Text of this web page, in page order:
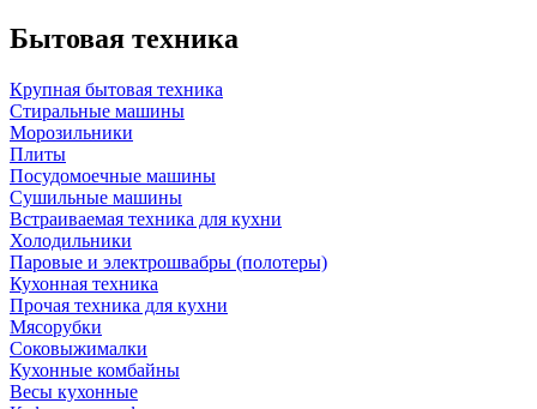
Бытовая техника
Крупная бытовая техника
Стиральные машины
Морозильники
Плиты
Посудомоечные машины
Сушильные машины
Встраиваемая техника для кухни
Холодильники
Паровые и электрошвабры (полотеры)
Кухонная техника
Прочая техника для кухни
Мясорубки
Соковыжималки
Кухонные комбайны
Весы кухонные